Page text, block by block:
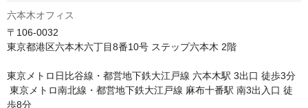
六本木オフィス
〒106-0032
東京都港区六本木六丁目8番10号 ステップ六本木 2階
東京メトロ日比谷線・都営地下鉄大江戸線 六本木駅 3出口 徒歩3分
歩8分